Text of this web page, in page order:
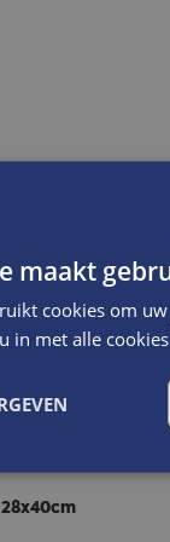
30x52cm
maakt
cookies om
in met alle